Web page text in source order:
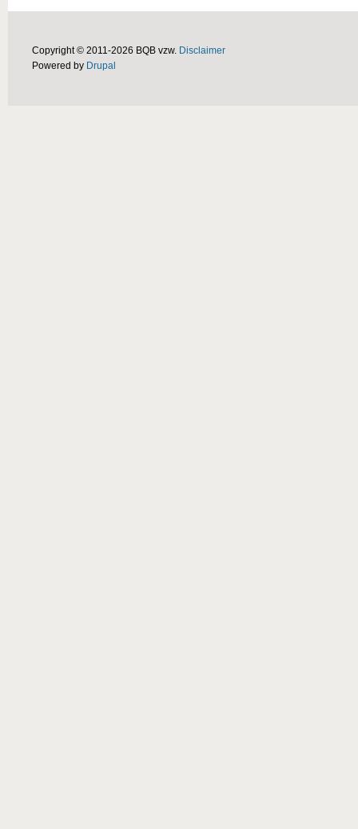
Copyright © 2011-2026 BQB vzw. Disclaimer
Powered by Drupal